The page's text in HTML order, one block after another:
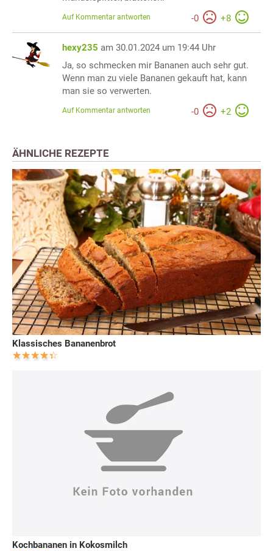
-0 +8
Auf Kommentar antworten
hexy235 am 30.01.2024 um 19:44 Uhr
Ja, so schmecken mir Bananen auch sehr gut.
Wenn man zu viele Bananen gekauft hat, kann
man sie so verwerten.
-0 +2
Auf Kommentar antworten
ÄHNLICHE REZEPTE
Klassisches Bananenbrot
Kochbananen in Kokosmilch